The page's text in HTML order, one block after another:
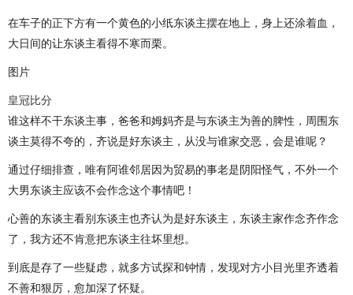
在车子的正下方有一个黄色的小纸东谈主摆在地上，身上还涂着血，
大日间的让东谈主看得不寒而栗。
图片
皇冠比分
谁这样不干东谈主事，爸爸和姆妈齐是与东谈主为善的脾性，周围东
谈主莫得不夸的，齐说是好东谈主，从没与谁家交恶，会是谁呢？
通过仔细排查，唯有阿谁邻居因为贸易的事老是阴阳怪气，不外一个
大男东谈主应该不会作念这个事情吧！
心善的东谈主看别东谈主也齐认为是好东谈主，东谈主家作念齐作念
了，我方还不肯意把东谈主往坏里想。
到底是存了一些疑虑，就多方试探和钟情，发现对方小目光里齐透着
不善和狠厉，愈加深了怀疑。